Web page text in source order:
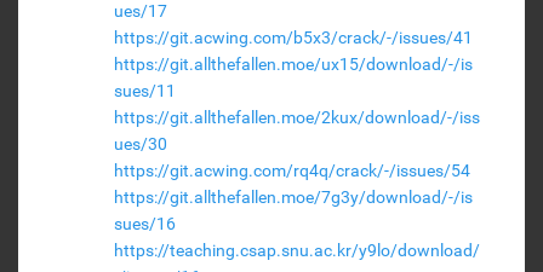
ues/17
https://git.acwing.com/b5x3/crack/-/issues/41
https://git.allthefallen.moe/ux15/download/-/is
sues/11
https://git.allthefallen.moe/2kux/download/-/iss
ues/30
https://git.acwing.com/rq4q/crack/-/issues/54
https://git.allthefallen.moe/7g3y/download/-/is
sues/16
https://teaching.csap.snu.ac.kr/y9lo/download/